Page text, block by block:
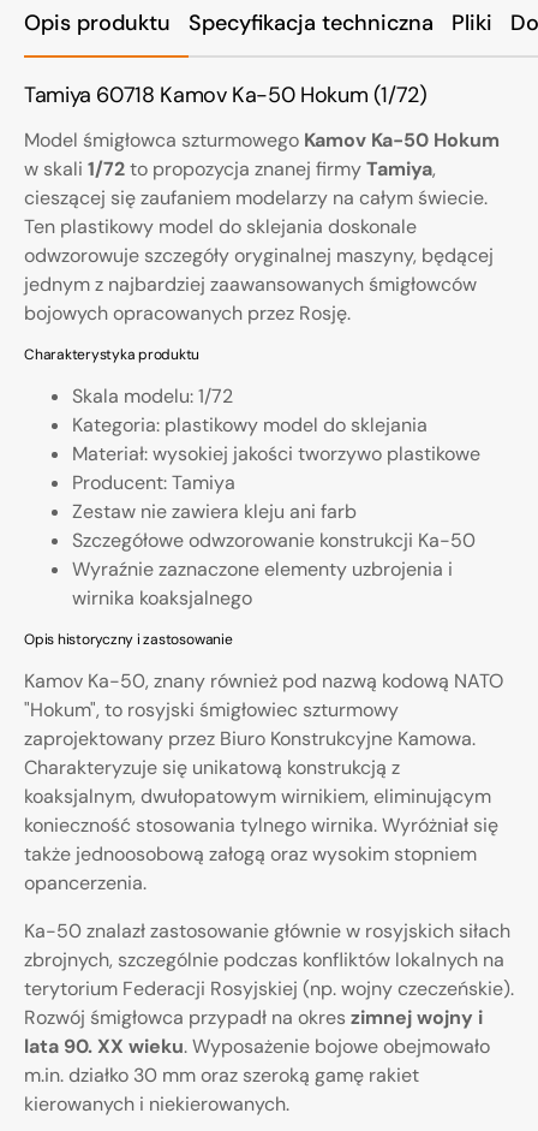
Opis produktu Specyfikacja techniczna Pliki
Tamiya 60718 Kamov Ka-50 Hokum (1/72)
Model śmigłowca szturmowego Kamov Ka-50 Hokum
w skali 1/72to propozycja znanej firmyTamiya,
cieszącej się zaufaniem modelarzy na całym świecie.
Ten plastikowy model do sklejania doskonale
odwzorowuje szczegóły oryginalnej maszyny, będącej
jednym z najbardziej zaawansowanych śmigłowców
bojowych opracowanych przez Rosję.
Charakterystyka produktu
Skala modelu: 1/72
Kategoria: plastikowy model do sklejania
Materiał: wysokiej jakości tworzywo plastikowe
Producent: Tamiya
Zestaw nie zawiera kleju ani farb
Szczegółowe odwzorowanie konstrukcji Ka-50
Wyraźnie zaznaczone elementy uzbrojenia i
wirnika koaksjalnego
Opis historyczny i zastosowanie
Kamov Ka-50, znany również pod nazwą kodową NATO
"Hokum", to rosyjski śmigłowiec szturmowy
zaprojektowany przez Biuro Konstrukcyjne Kamowa.
Charakteryzuje się unikatową konstrukcją z
koaksjalnym, dwułopatowym wirnikiem, eliminującym
konieczność stosowania tylnego wirnika. Wyróżniał się
także jednoosobową załogą oraz wysokim stopniem
opancerzenia.
Ka-50 znalazł zastosowanie głównie w rosyjskich siłach
zbrojnych, szczególnie podczas konfliktów lokalnych na
terytorium Federacji Rosyjskiej (np. wojny czeczeńskie).
Rozwój śmigłowca przypadł na okreszimnej wojny i
lata 90. XX wieku. Wyposażenie bojowe obejmowało
m.in. działko 30 mm oraz szeroką gamę rakiet
kierowanych i niekierowanych.